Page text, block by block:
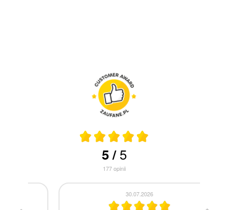
5/5
177opinii
30.07.2026